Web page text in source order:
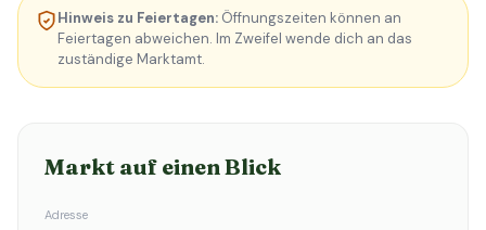
Hinweis zu Feiertagen: Öffnungszeiten können an
Feiertagen abweichen. Im Zweifel wende dich an das
zuständige Marktamt.
Markt auf einen Blick
Adresse